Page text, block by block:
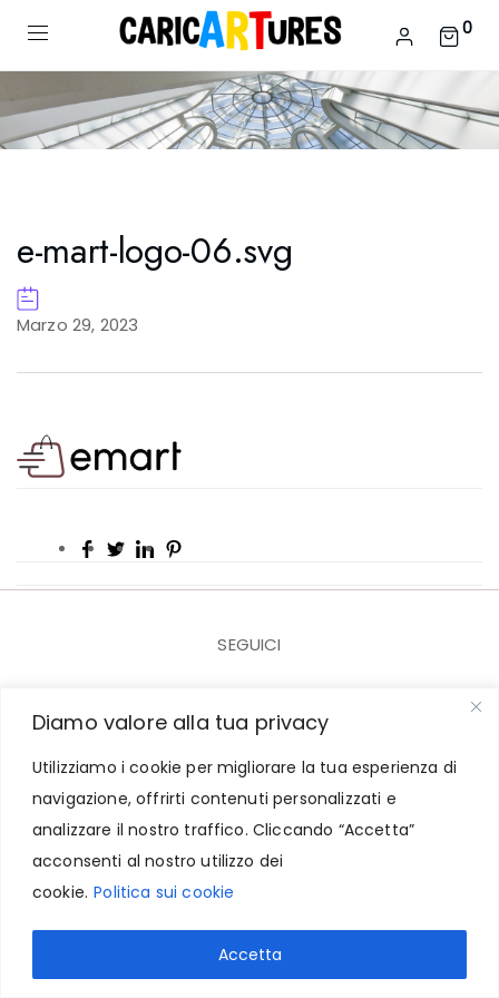
Diamo valore alla tua privacy
Utilizziamo i cookie per migliorare la tua esperienza di
navigazione, offrirti contenuti personalizzati e
analizzare il nostro traffico. Cliccando “Accetta”
acconsenti al nostro utilizzo dei
cookie. Politica sui cookie
Accetta
0
e-mart-logo-06.svg
Marzo 29, 2023
SEGUICI
© 2023-2025 CARICARTURES - P.I. IT07943761218
Contatti -Termini e Condizioni-Privacy e Cookie